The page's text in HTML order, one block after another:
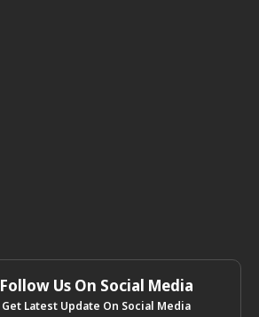
Follow Us On Social Media
Get Latest Update On Social Media